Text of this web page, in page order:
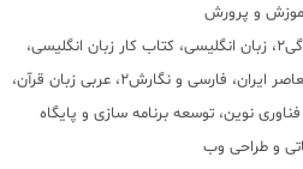
3) شامل دروس ریاضی2، دین و زندگی2، زبان انگلیسی، کتاب کار زبان انگلیسی،
انسان محیط زیست، شیمی، تاریخ معاصر ایران، فارسی و نگارش2، عربی زبان قرآن،
فناوری نوین، توسعه برنامه سازی و پایگاه
و طراحی وب